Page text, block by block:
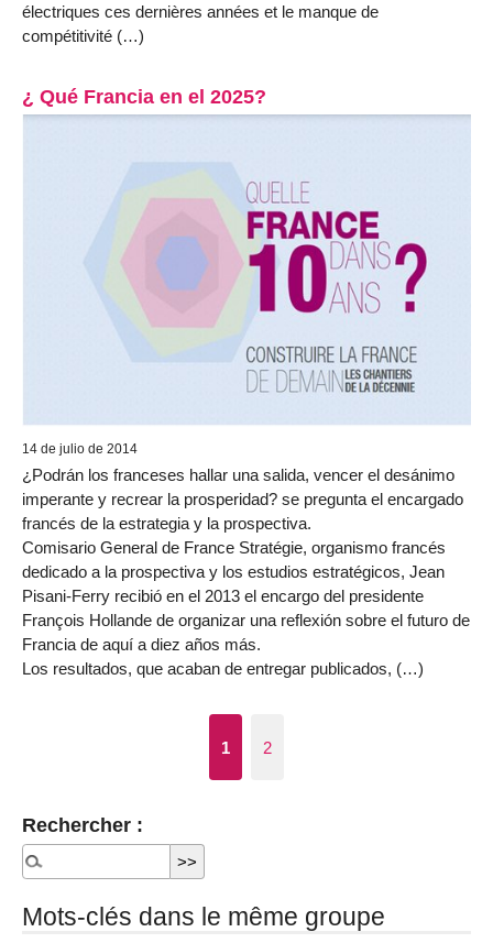
électriques ces dernières années et le manque de
compétitivité (…)
¿ Qué Francia en el 2025?
14 de julio de 2014
¿Podrán los franceses hallar una salida, vencer el desánimo
imperante y recrear la prosperidad? se pregunta el encargado
francés de la estrategia y la prospectiva.
Comisario General de France Stratégie, organismo francés
dedicado a la prospectiva y los estudios estratégicos, Jean
Pisani-Ferry recibió en el 2013 el encargo del presidente
François Hollande de organizar una reflexión sobre el futuro de
Francia de aquí a diez años más.
Los resultados, que acaban de entregar publicados, (…)
1 2
Rechercher :
Mots-clés dans le même groupe